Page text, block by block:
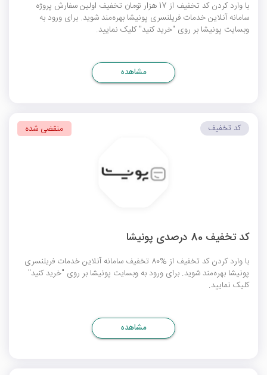
با وارد کردن کد تخفیف از 17 هزار تومان تخفیف اولین سفارش پروژه
سامانه آنلاین خدمات فریلنسری پونیشا بهره‌مند شوید. برای ورود به
وبسایت پونیشا بر روی "خرید کنید" کلیک نمایید.
مشاهده
کد تخفیف 80 درصدی پونیشا
با وارد کردن کد تخفیف از %80 تخفیف سامانه آنلاین خدمات فریلنسری
پونیشا بهره‌مند شوید. برای ورود به وبسایت پونیشا بر روی "خرید کنید"
کلیک نمایید.
کد تخفیف منقضی شده
مشاهده